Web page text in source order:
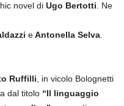
novel di Ugo Bertotti . Ne
eAntonella Selva
Ruffilli , in vicolo Bolognetti
dal titolo “Il linguaggio